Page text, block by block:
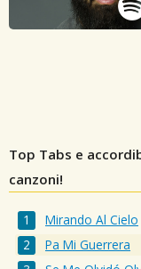
Top Tabs e
canzoni!
Mirando Al Cielo
Pa Mi Guerrera